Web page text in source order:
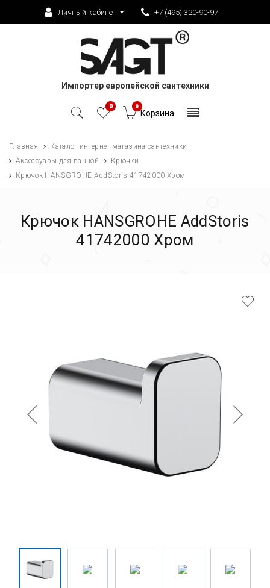
Личный кабинет +7 (495) 320-90-97
Импортер европейской сантехники
0 0
Корзина
Главная
Каталог интернет-магазина сантехники
Аксессуары для ванной
Крючки
Крючок HANSGROHE AddStoris 41742000 Хром
Крючок HANSGROHE AddStoris
41742000 Хром